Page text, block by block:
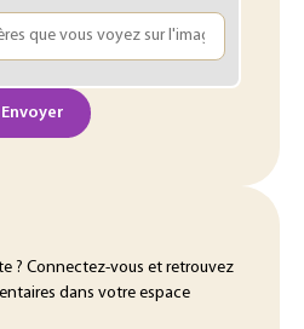
Envoyer
? Connectez-vous et retrouvez
dans votre espace